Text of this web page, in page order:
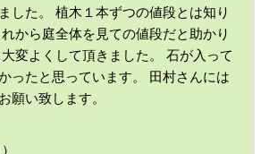
した。 植木１本ずつの値段とは知り
から庭全体を見ての値段だと助かり
変よくして頂きました。 石が入って
ったと思っています。 田村さんには
願い致します。